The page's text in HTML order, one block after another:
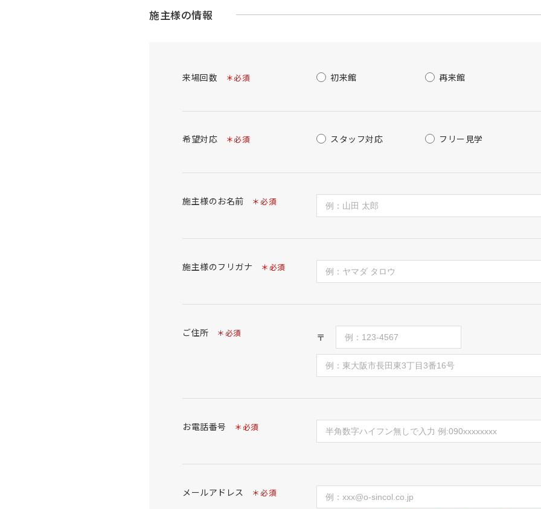
施主様の情報
来場回数 ＊必須 初来館 再来館
希望対応 ＊必須 スタッフ対応 フリー見学
施主様のお名前 ＊必須
施主様のフリガナ ＊必須
ご住所 ＊必須 〒
お電話番号 ＊必須
メールアドレス ＊必須